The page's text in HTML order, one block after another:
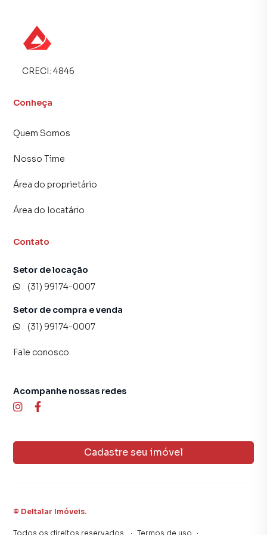
aumenta muito o número de contatos interessados e
tendo como consequência uma maior chance de vender ou
alugar seu imóvel mais rápido. Contamos também com um
time de programadores, corretores treinados e uma
CRECI: 4846
Conheça
Quem Somos
Nosso Time
Área do proprietário
Área do locatário
Contato
Setor de locação
(31) 99174-0007
Setor de compra e venda
(31) 99174-0007
Fale conosco
Cadastre seu imóvel
Acompanhe nossas redes
© Deltalar Imóveis.
Todos os direitos reservados. · Termos de uso ·